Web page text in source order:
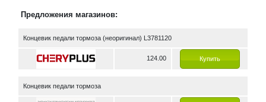
Предложения магазинов:
Концевик педали тормоза (неоригинал) L3781120
124.00 Купить
Концевик педали тормоза